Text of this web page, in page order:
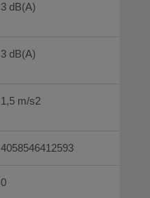
3 dB(A)
3 dB(A)
1,5 m/s2
4058546412593
0